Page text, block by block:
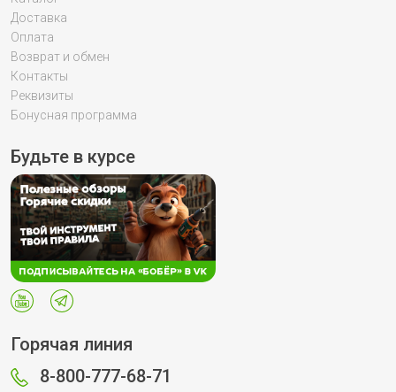
Доставка
Оплата
Возврат и обмен
Контакты
Реквизиты
Бонусная программа
Будьте в курсе
Горячая линия
8-800-777-68-71